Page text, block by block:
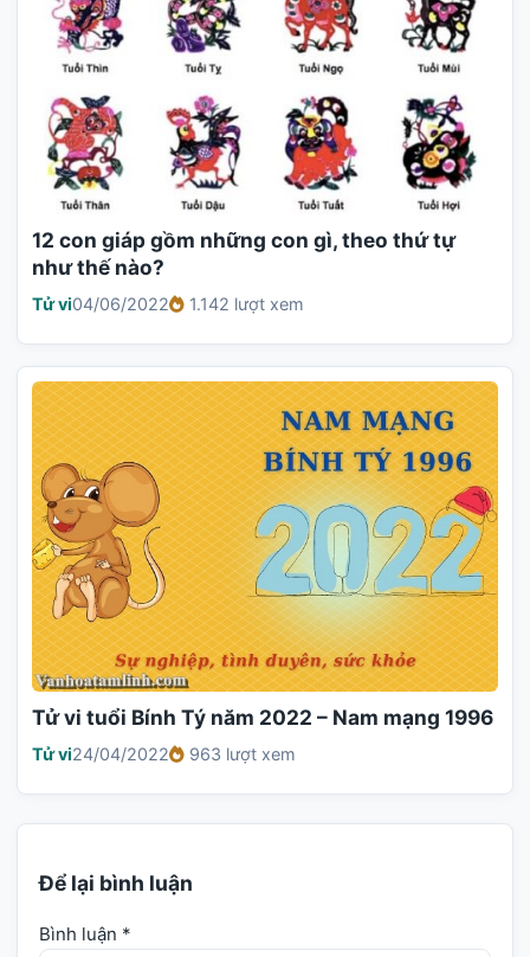
12 con giáp gồm những con gì, theo thứ tự
như thế nào?
Tử vi04/06/2022 1.142 lượt xem
Tử vi tuổi Bính Tý năm 2022 – Nam mạng 1996
Tử vi24/04/2022 963 lượt xem
Để lại bình luận
Bình luận *